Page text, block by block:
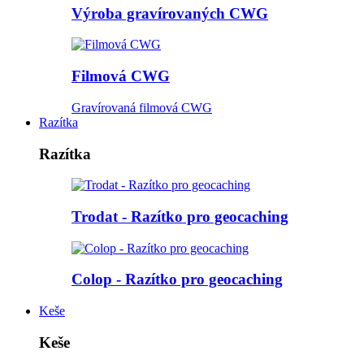
Výroba gravírovaných CWG
Filmová CWG
Gravírovaná filmová CWG
Razítka
Razítka
Trodat - Razítko pro geocaching
Colop - Razítko pro geocaching
Keše
Keše